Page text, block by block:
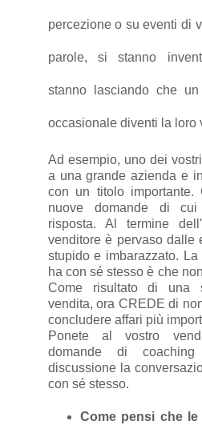
percezione o su eventi di
parole, si stanno
stanno lasciando che
occasionale diventi la loro
Ad esempio, uno dei
a una grande azienda e
con un titolo importante.
nuove domande di
risposta. Al termine
venditore è pervaso dalle
stupido e imbarazzato.
ha con sé stesso è che
Come risultato di una
vendita, ora CREDE di
concludere affari più
Ponete al vostro
domande di
discussione la
con sé stesso.
Come pensi che